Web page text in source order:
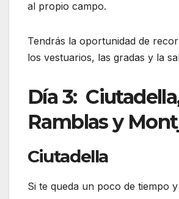
al propio campo.
Tendrás la oportunidad de
los vestuarios, las gradas y la
Día 3:
Ramblas y
Ciutadella
Si te queda un poco de tiempo